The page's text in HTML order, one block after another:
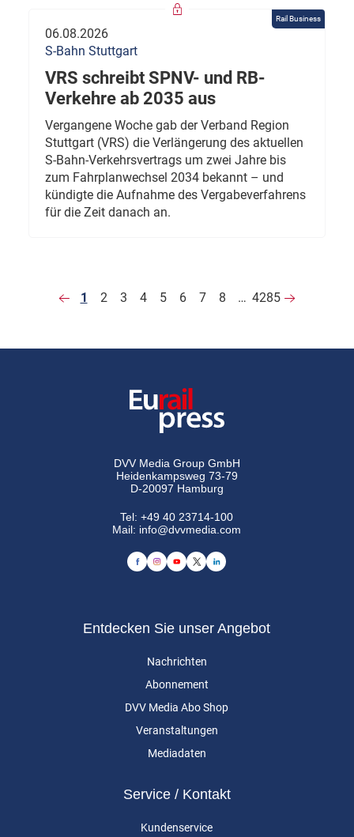
Rail Business
06.08.2026
S-Bahn Stuttgart
VRS schreibt SPNV- und RB-
Verkehre ab 2035 aus
Vergangene Woche gab der Verband Region
Stuttgart (VRS) die Verlängerung des aktuellen
S-Bahn-Verkehrsvertrags um zwei Jahre bis
zum Fahrplanwechsel 2034 bekannt – und
kündigte die Aufnahme des Vergabeverfahrens
für die Zeit danach an.
1 2 3 4 5 6 7 8 … 4285
DVV Media Group GmbH
Heidenkampsweg 73-79
D-20097 Hamburg
Tel:+49 40 23714-100
Mail: info@dvvmedia.com
Entdecken Sie unser Angebot
Nachrichten
Abonnement
DVV Media Abo Shop
Veranstaltungen
Mediadaten
Service / Kontakt
Kundenservice